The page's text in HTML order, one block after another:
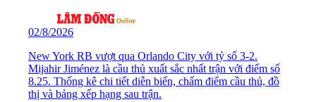
02/8/2026
New York RB vượt qua Orlando City với tỷ số 3-2.
Mijahir Jiménez là cầu thủ xuất sắc nhất trận với điểm số
8.25. Thống kê chi tiết diễn biến, chấm điểm cầu thủ, đồ
thị và bảng xếp hạng sau trận.